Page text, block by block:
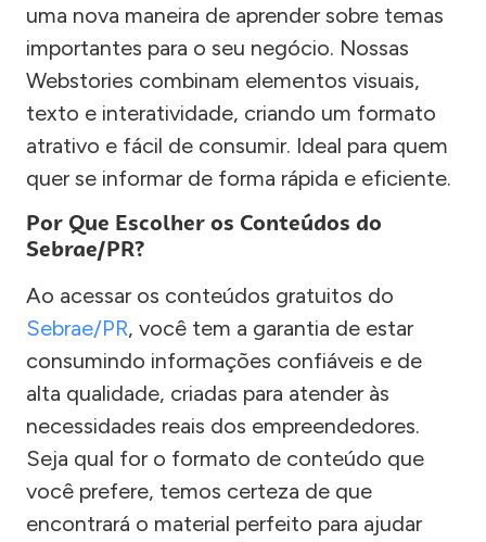
uma nova maneira de aprender sobre temas
importantes para o seu negócio. Nossas
Webstories combinam elementos visuais,
texto e interatividade, criando um formato
atrativo e fácil de consumir. Ideal para quem
quer se informar de forma rápida e eficiente.
Por Que Escolher os Conteúdos do
Sebrae/PR?
Ao acessar os conteúdos gratuitos do
Sebrae/PR, você tem a garantia de estar
consumindo informações confiáveis e de
alta qualidade, criadas para atender às
necessidades reais dos empreendedores.
Seja qual for o formato de conteúdo que
você prefere, temos certeza de que
encontrará o material perfeito para ajudar